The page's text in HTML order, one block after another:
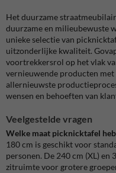
Het duurzame
duurzame en milieubewuste
unieke selectie van
uitzonderlijke kwaliteit.
voortrekkersrol op het vlak
vernieuwende producten met
allernieuwste
wensen en behoeften van
Veelgestelde vragen
Welke maat picknicktafel
180 cm is geschikt voor
personen. De 240 cm (XL) en
zitruimte voor grotere